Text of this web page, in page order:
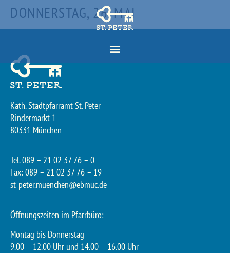
DONNERSTAG, 26. MAI
Kath. Stadtpfarramt St. Peter
Rindermarkt 1
80331 München
Tel. 089 – 21 02 37 76 – 0
Fax: 089 – 21 02 37 76 – 19
st-peter.muenchen@ebmuc.de
Öffnungszeiten im Pfarrbüro:
Montag bis Donnerstag
9.00 – 12.00 Uhr und 14.00 – 16.00 Uhr